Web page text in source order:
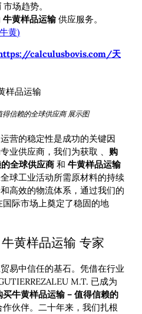
市场趋势。
牛黄样品运输 供应服务。
黄)
calculusbovis.com/天
信赖的全球供应商 展示图
营的稳定性是成功的关键因
业供应商，我们为获取 、 购
全球供应商 和 牛黄样品运输
球工业活动所需原材料的持续
高效的物流体系，通过我们的
际市场上奠定了稳固的地
黄样品运输 专家
易中信任的基石。凭借在行业
M.T. 已成为
买牛黄样品运输 – 值得信赖的
伙伴。二十年来，我们扎根